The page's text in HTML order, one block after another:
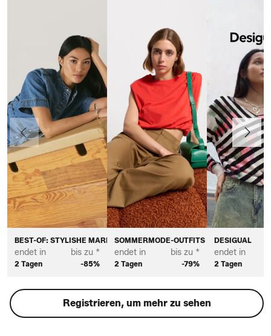
BEST-OF: STYLISHE MARKEN FÜR DAMEN
endet in
2 Tagen
bis zu *
-85%
SOMMERMODE-OUTFITS FÜR DAMEN
endet in
2 Tagen
bis zu *
-79%
DESIGUAL
endet in
2 Tagen
Vorherige Weiter
Registrieren, um mehr zu sehen